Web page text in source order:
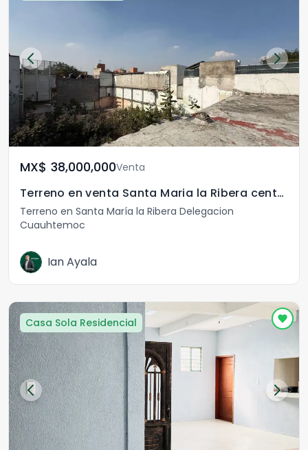
MX$	38,000,000Venta
Terreno en venta Santa Maria la Ribera centro
Terreno en Santa María la Ribera Delegacion
Cuauhtemoc
Ian Ayala
Casa Sola Residencial